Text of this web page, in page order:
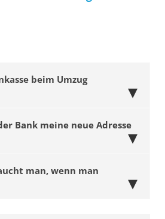
beim Umzug
Bank meine neue Adresse
man, wenn man